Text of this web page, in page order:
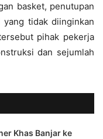
basket, penutupan
tidak diinginkan
pihak pekerja
dan sejumlah
Khas Banjar ke